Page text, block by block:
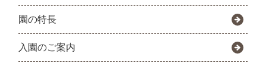
園の特長
入園のご案内